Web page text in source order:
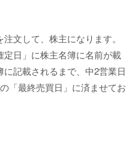
文して、株主になります。
日」に株主名簿に名前が載
記載されるまで、中2営業日
「最終売買日」に済ませてお